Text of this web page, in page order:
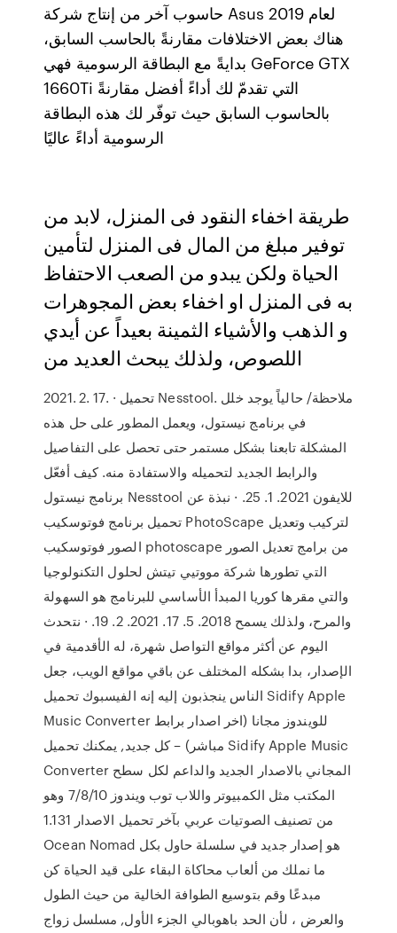
حاسوب آخر من إنتاج شركة Asus لعام 2019
هناك بعض الاختلافات مقارنةً بالحاسب السابق،
بدايةً مع البطاقة الرسومية فهي GeForce GTX
1660Ti التي تقدمّ لك أداءً أفضل مقارنةً
بالحاسوب السابق حيث توفّر لك هذه البطاقة
الرسومية أداءً عاليًا
طريقة اخفاء النقود فى المنزل، لابد من
توفير مبلغ من المال فى المنزل لتأمين
الحياة ولكن يبدو من الصعب الاحتفاظ
به فى المنزل او اخفاء بعض المجوهرات
و الذهب والأشياء الثمينة بعيداً عن أيدي
اللصوص، ولذلك يبحث العديد من
2021. 2. 17. · تحميل Nesstool. ملاحظة/ حالياً يوجد خلل
في برنامج نيستول، ويعمل المطور على حل هذه
المشكلة تابعنا بشكل مستمر حتى تحصل على التفاصيل
والرابط الجديد لتحميله والاستفادة منه. كيف أفعّل
برنامج نيستول Nesstool للايفون 2021. 1. 25. · نبذة عن
تحميل برنامج فوتوسكيب PhotoScape لتركيب وتعديل
الصور فوتوسكيب photoscape من برامج تعديل الصور
التي تطورها شركة مووتيي تيتش لحلول التكنولوجيا
والتي مقرها كوريا المبدأ الأساسي للبرنامج هو السهولة
والمرح، ولذلك يسمح 2018. 5. 17. 2021. 2. 19. · نتحدث
اليوم عن أكثر مواقع التواصل شهرة، له الأقدمية في
الإصدار، بدا بشكله المختلف عن باقي مواقع الويب، جعل
الناس ينجذبون إليه إنه الفيسبوك تحميل Sidify Apple
Music Converter للويندوز مجانا (اخر اصدار برابط
مباشر) – كل جديد, يمكنك تحميل Sidify Apple Music
Converter المجاني بالاصدار الجديد والداعم لكل سطح
المكتب مثل الكمبيوتر واللاب توب ويندوز 7/8/10 وهو
من تصنيف الصوتيات عربي بآخر تحميل الاصدار 1.131
Ocean Nomad هو إصدار جديد في سلسلة حاول بكل
ما نملك من ألعاب محاكاة البقاء على قيد الحياة كن
مبدعًا وقم بتوسيع الطوافة الخالية من حيث الطول
والعرض ، لأن الحد باهوبالي الجزء الأول, مسلسل زواج